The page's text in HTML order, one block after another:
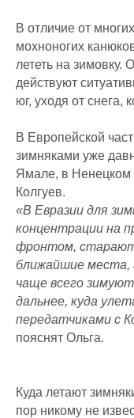
В отличие от
мохноногих
лететь на зимовку.
действуют
юг, уходя от снега,
В Европейской
зимняками уже
Ямале, в Ненецком
Колгуев.
«В Евразии для
концентрации на
фронтом,
ближайшие места,
чаще всего
дальнее, куда
передатчиками с
пояснят Ольга.
Куда летают
пор никому не